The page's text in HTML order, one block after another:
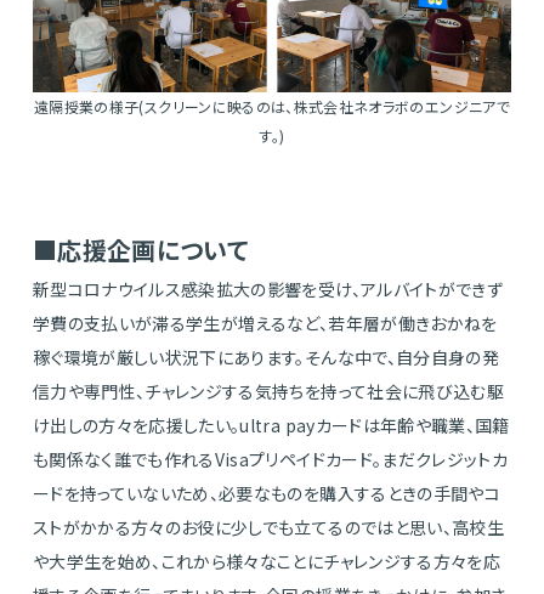
遠隔授業の様子(スクリーンに映るのは、株式会社ネオラボのエンジニアで
す。)
■応援企画について
新型コロナウイルス感染拡大の影響を受け、アルバイトができず
学費の支払いが滞る学生が増えるなど、若年層が働きおかねを
稼ぐ環境が厳しい状況下にあります。そんな中で、自分自身の発
信力や専門性、チャレンジする気持ちを持って社会に飛び込む駆
け出しの方々を応援したい。ultra payカードは年齢や職業、国籍
も関係なく誰でも作れるVisaプリペイドカード。まだクレジットカ
ードを持っていないため、必要なものを購入するときの手間やコ
ストがかかる方々のお役に少しでも立てるのではと思い、高校生
や大学生を始め、これから様々なことにチャレンジする方々を応